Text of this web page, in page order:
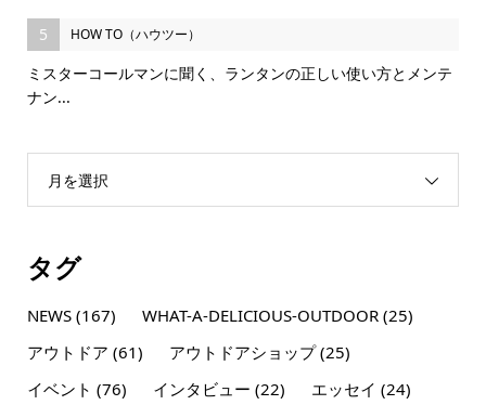
5 HOW TO（ハウツー）
ミスターコールマンに聞く、ランタンの正しい使い方とメンテ
ナン...
月を選択
タグ
NEWS(167) WHAT-A-DELICIOUS-OUTDOOR(25)
アウトドア (61) アウトドアショップ(25)
イベント (76) インタビュー (22) エッセイ (24)